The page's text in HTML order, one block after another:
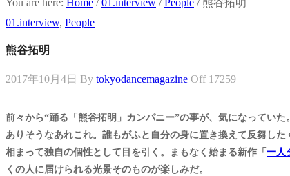
01.interview, People
熊谷拓明
2017年10月4日 By tokyodancemagazine Off 17259
前々から“踊る「熊谷拓明」カンパニー”の事が、気になってい
ありそうなあれこれ。誰もがふと自分の身に置き換えて反芻し
相まって独自の個性として目を引く。まもなく始まる新作「 一人
くの人に届けられる光景そのものが楽しみだ。